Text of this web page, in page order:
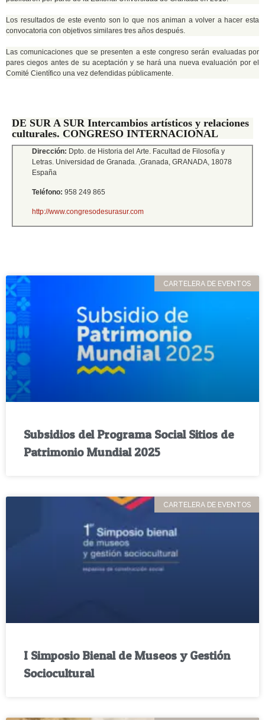
Los resultados de este evento son lo que nos animan a volver a hacer esta
convocatoria con objetivos similares tres años después.
Las comunicaciones que se presenten a este congreso serán evaluadas por
pares ciegos antes de su aceptación y se hará una nueva evaluación por el
Comité Científico una vez defendidas públicamente.
DE SUR A SUR Intercambios artísticos y relaciones
culturales. CONGRESO INTERNACIONAL
Dirección: Dpto. de Historia del Arte. Facultad de Filosofía y
Letras. Universidad de Granada. ,Granada, GRANADA, 18078
España
Teléfono: 958 249 865
http://www.congresodesurasur.com
CARTELERA DE EVENTOS
Subsidios del Programa Social Sitios de
Patrimonio Mundial 2025
CARTELERA DE EVENTOS
I Simposio Bienal de Museos y Gestión
Sociocultural